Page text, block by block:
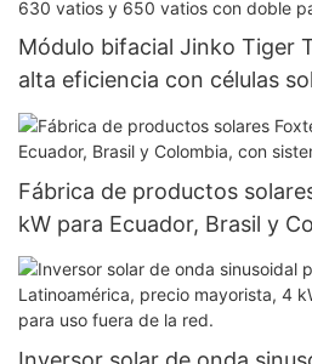
Módulo bifacial Jinko Tiger
alta eficiencia con células
vatios, 620 vatios, 630
doble panel.
Fábrica de productos
kW para Ecuador, Brasil y
fuera de red de 120 V.